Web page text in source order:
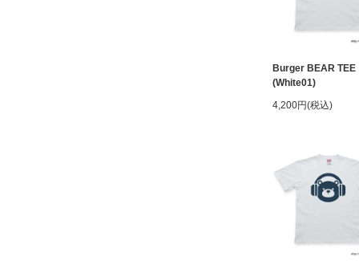
Burger BEAR TEE
(White01)
4,200円(税込)